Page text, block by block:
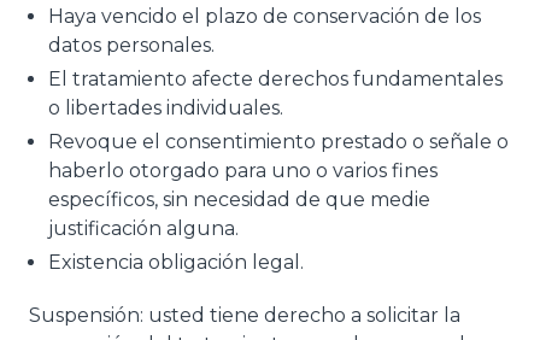
Haya vencido el plazo de conservación de los
datos personales.
El tratamiento afecte derechos fundamentales
o libertades individuales.
Revoque el consentimiento prestado o señale o
haberlo otorgado para uno o varios fines
específicos, sin necesidad de que medie
justificación alguna.
Existencia obligación legal.
Suspensión: usted tiene derecho a solicitar la